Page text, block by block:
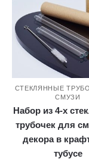
СТЕКЛЯННЫЕ
СМУЗИ
Набор из 4-х
трубочек для
декора в
тубусе